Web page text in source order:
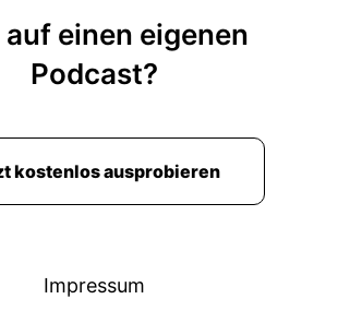
einen eigenen
Podcast?
kostenlos ausprobieren
Impressum